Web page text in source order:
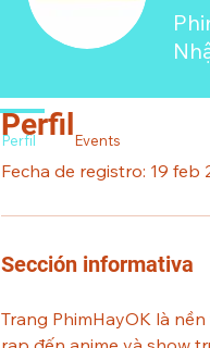
Perfil
Fecha de registro: 19 feb
Sección informativa
Trang PhimHayOK là
Perfil Events